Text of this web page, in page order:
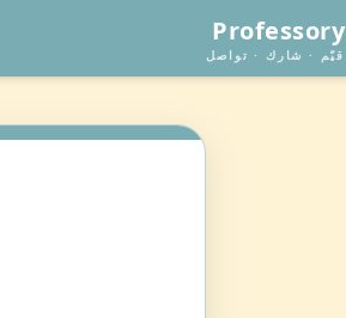
Professory
قيّم · شارك · تواصل